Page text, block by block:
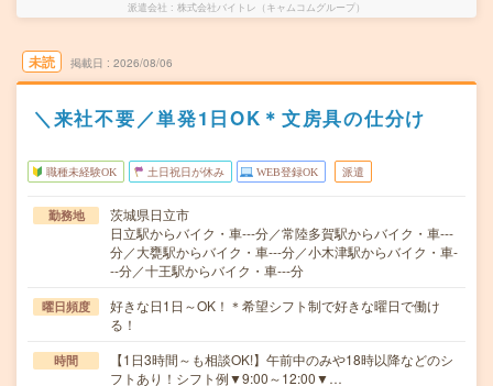
派遣会社 株式会社バイトレ（キャムコムグループ）
未読 掲載日 2026/08/06
＼来社不要／単発1日OK＊文房具の仕分け
職種未経験OK 土日祝日が休み WEB登録OK 派遣
勤務地
茨城県日立市
日立駅からバイク・車---分／常陸多賀駅からバイク・車---
分／大甕駅からバイク・車---分／小木津駅からバイク・車-
--分／十王駅からバイク・車---分
曜日頻度
好きな日1日～OK！＊希望シフト制で好きな曜日で働け
る！
時間
【1日3時間～も相談OK!】午前中のみや18時以降などのシ
フトあり！シフト例▼9:00～12:00▼…